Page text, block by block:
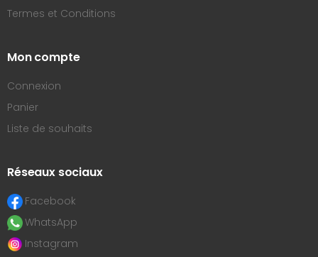
Termes et Conditions
Mon compte
Connexion
Panier
Liste de souhaits
Réseaux sociaux
Facebook
WhatsApp
Instagram